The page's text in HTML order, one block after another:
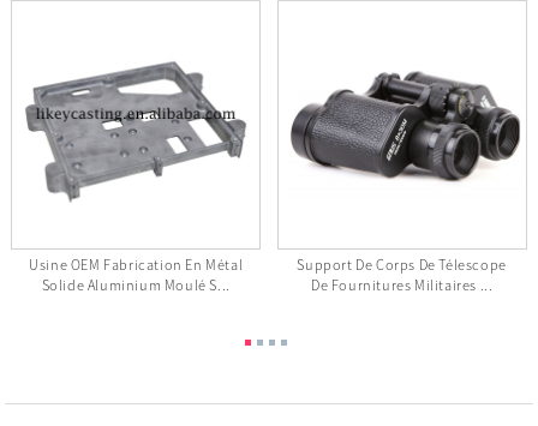
Usine OEM Fabrication En Métal
Solide Aluminium Moulé S...
Support De Corps De Télescope
De Fournitures Militaires ...